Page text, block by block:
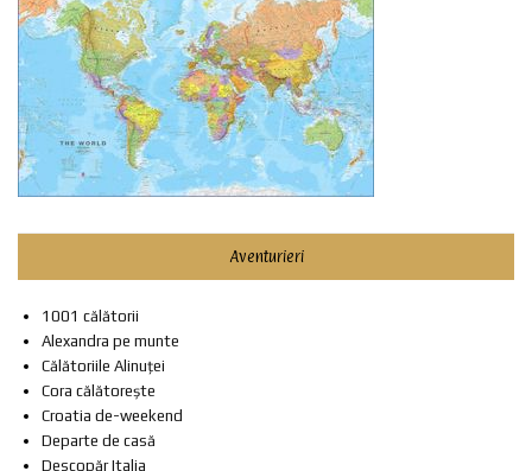
Aventurieri
1001 călătorii
Alexandra pe munte
Călătoriile Alinuței
Cora călătorește
Croatia de-weekend
Departe de casă
Descopăr Italia